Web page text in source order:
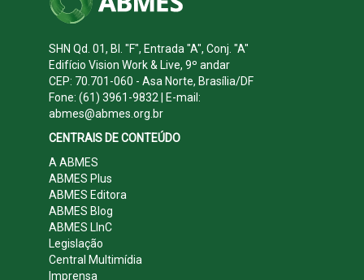
SHN Qd. 01, Bl. "F", Entrada "A", Conj. "A"
Edifício Vision Work & Live, 9º andar
CEP: 70.701-060 - Asa Norte, Brasília/DF
Fone: (61) 3961-9832 | E-mail:
abmes@abmes.org.br
CENTRAIS DE CONTEÚDO
A ABMES
ABMES Plus
ABMES Editora
ABMES Blog
ABMES LInC
Legislação
Central Multimídia
Imprensa